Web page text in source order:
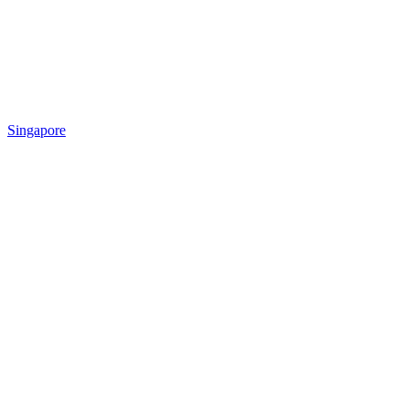
Singapore